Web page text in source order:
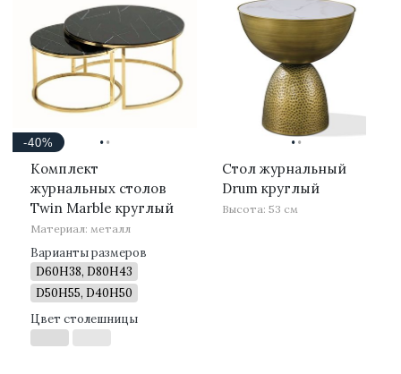
··
-40%
Комплект
журнальных столов
Twin Marble круглый
Материал: металл
Варианты размеров
D60H38, D80H43
D50H55, D40H50
Цвет столешницы
··
Стол журнальный
Drum круглый
Высота: 53 см